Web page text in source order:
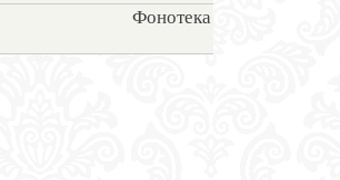
Фонотека